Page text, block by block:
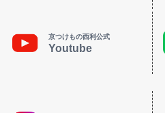
京つけもの西利公式
Youtube